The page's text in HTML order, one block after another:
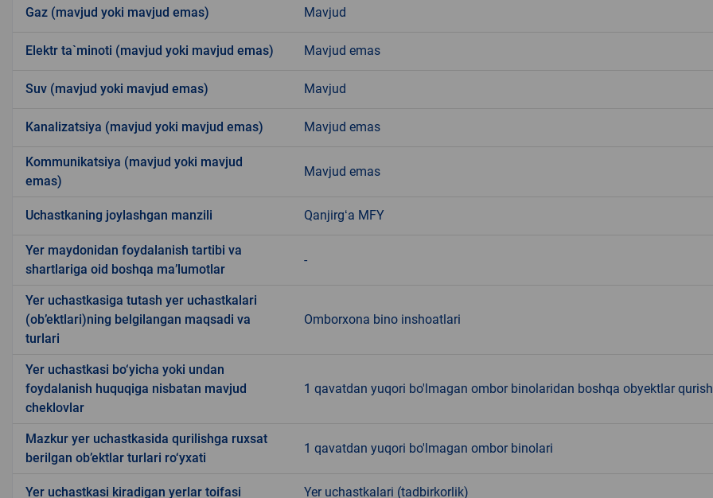
Gaz (mavjud yoki mavjud emas) Mavjud
Elektr ta`minoti (mavjud yoki mavjud emas) Mavjud emas
Suv (mavjud yoki mavjud emas) Mavjud
Kanalizatsiya (mavjud yoki mavjud emas) Mavjud emas
Kommunikatsiya (mavjud yoki mavjud
emas)
Mavjud emas
Uchastkaning joylashgan manzili Qanjirgʻa MFY
Yer maydonidan foydalanish tartibi va
shartlariga oid boshqa ma’lumotlar
-
Yer uchastkasiga tutash yer uchastkalari
(ob’ektlari)ning belgilangan maqsadi va
turlari
Omborxona bino inshoatlari
Yer uchastkasi bo‘yicha yoki undan
foydalanish huquqiga nisbatan mavjud
cheklovlar
1 qavatdan yuqori bo'lmagan ombor binolaridan boshqa obyektlar qurish
Mazkur yer uchastkasida qurilishga ruxsat
berilgan ob’ektlar turlari ro‘yxati
1 qavatdan yuqori bo'lmagan ombor binolari
Yer uchastkasi kiradigan yerlar toifasi Yer uchastkalari (tadbirkorlik)